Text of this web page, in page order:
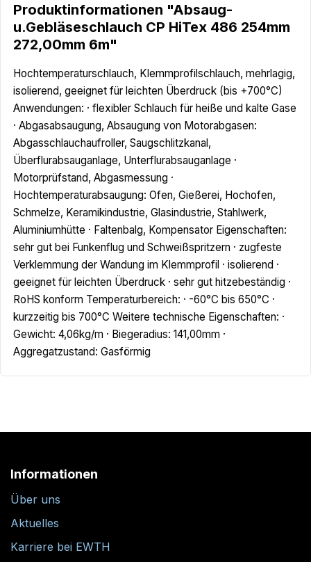
Produktinformationen "Absaug-
u.Gebläseschlauch CP HiTex 486 254mm
272,00mm 6m"
Hochtemperaturschlauch, Klemmprofilschlauch, mehrlagig,
isolierend, geeignet für leichten Überdruck (bis +700°C)
Anwendungen: · flexibler Schlauch für heiße und kalte Gase
· Abgasabsaugung, Absaugung von Motorabgasen:
Abgasschlauchaufroller, Saugschlitzkanal,
Überflurabsauganlage, Unterflurabsauganlage ·
Motorprüfstand, Abgasmessung ·
Hochtemperaturabsaugung: Ofen, Gießerei, Hochofen,
Schmelze, Keramikindustrie, Glasindustrie, Stahlwerk,
Aluminiumhütte · Faltenbalg, Kompensator Eigenschaften:
sehr gut bei Funkenflug und Schweißspritzern · zugfeste
Verklemmung der Wandung im Klemmprofil · isolierend ·
geeignet für leichten Überdruck · sehr gut hitzebeständig ·
RoHS konform Temperaturbereich: · -60°C bis 650°C ·
kurzzeitig bis 700°C Weitere technische Eigenschaften: ·
Gewicht: 4,06kg/m · Biegeradius: 141,00mm ·
Aggregatzustand: Gasförmig
Informationen
Über uns
Aktuelles
Karriere bei EWTH